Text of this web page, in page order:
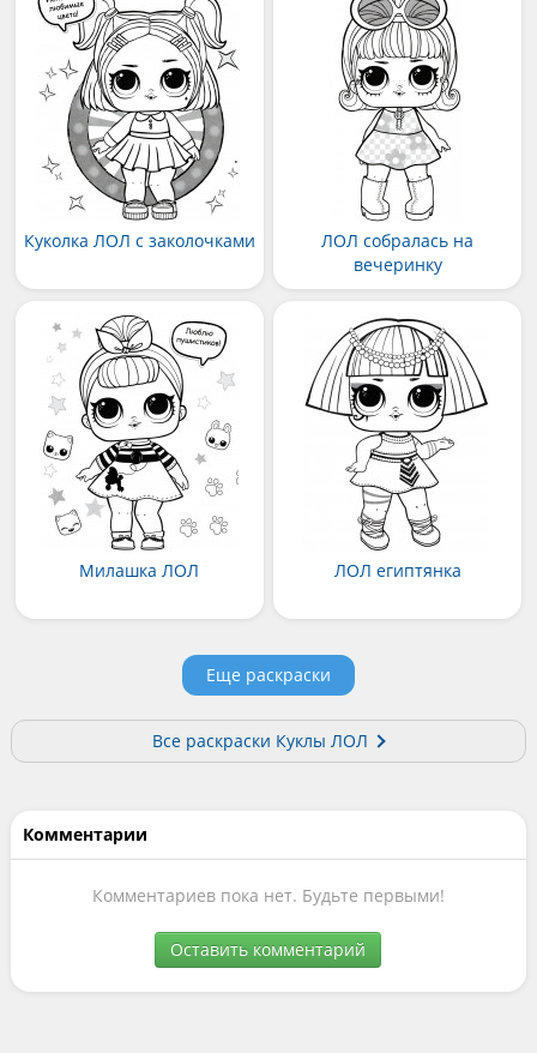
Куколка ЛОЛ с заколочками
ЛОЛ собралась на
вечеринку
Милашка ЛОЛ ЛОЛ египтянка
Еще раскраски
Все раскраски Куклы ЛОЛ
Комментарии
Комментариев пока нет. Будьте первыми!
Оставить комментарий